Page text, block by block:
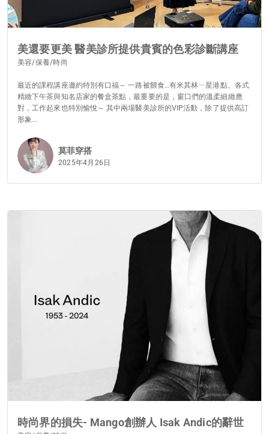
美還要更美 醫美診所提供貴賓的色彩診斷講座
美容/保養/時尚
最近的課程講座邀約特別有口福～ 一路被餵食…有米其林ㄧ星港點、各式
精緻下午茶與知名店家的餐盒茶點，最重要的是，窗口們的溫柔細緻應
對，工作起來也特別愉悅～ 其中兩場醫美診所的VIP活動，除了提供高訂
形象...
莫菲穿搭
2025年4月26日
時尚界的損失- Mango創辦人 Isak Andic的辭世